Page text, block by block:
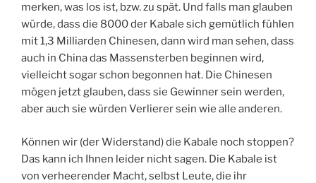
merken, was los ist, bzw. zu spät. Und falls man glauben
würde, dass die 8000 der Kabale sich gemütlich fühlen
mit 1,3 Milliarden Chinesen, dann wird man sehen, dass
auch in China das Massensterben beginnen wird,
vielleicht sogar schon begonnen hat. Die Chinesen
mögen jetzt glauben, dass sie Gewinner sein werden,
aber auch sie würden Verlierer sein wie alle anderen.
Können wir (der Widerstand) die Kabale noch stoppen?
Das kann ich Ihnen leider nicht sagen. Die Kabale ist
von verheerender Macht, selbst Leute, die ihr